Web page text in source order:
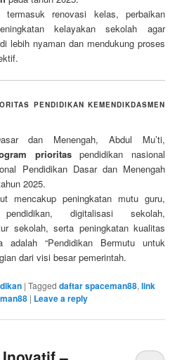
renovasi kelas, perbaikan
kelayakan sekolah agar
lebih nyaman dan mendukung proses
PENDIDIKAN KEMENDIKDASMEN
dan Menengah, Abdul Mu’ti,
prioritaspendidikan nasional
Pendidikan Dasar dan Menengah
2025.
mencakup peningkatan mutu guru,
digitalisasi sekolah,
sekolah, serta peningkatan kualitas
adalah “Pendidikan Bermutu untuk
dari visi besar pemerintah.
|Tagged daftar spaceman88,link
| Leave a reply